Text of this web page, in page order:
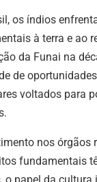
os índios
à terra e ao
da Funai na
de
voltados para
nos
fundamentais
o papel da